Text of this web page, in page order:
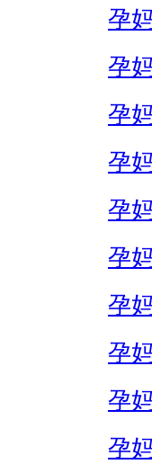
孕
孕
孕
孕
孕
孕
孕
孕
孕
孕